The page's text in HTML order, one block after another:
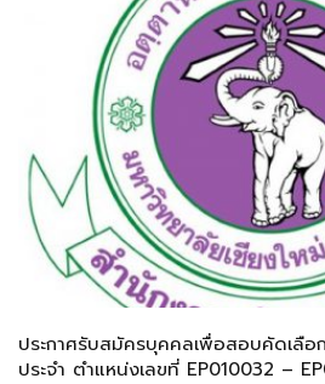
ประกาศรับสมัครบุคคลเพื่อสอบคัดเลือ
ประจำ ตำแหน่งเลขที่ EP010032 –